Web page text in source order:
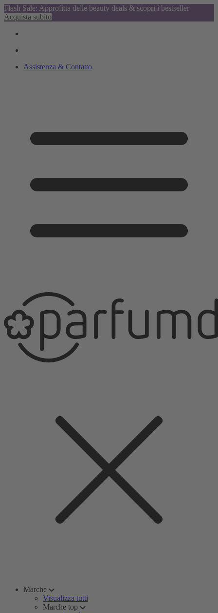
Flash Sale: Approfitta delle beauty deals & scopri i bestseller
Acquista subito
Assistenza & Contatto
Marche
Visualizza tutti
Marche top